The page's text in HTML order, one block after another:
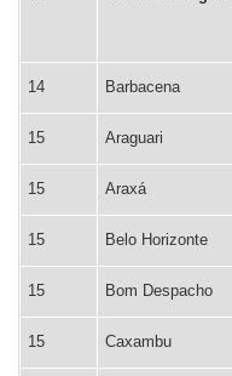
14 Barbacena
15 Araguari
15 Araxá
15 Belo Horizonte
15 Bom Despacho
15 Caxambu